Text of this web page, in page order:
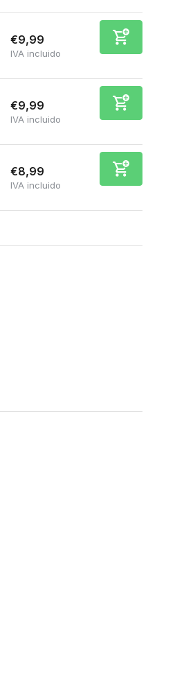
€9,99
IVA incluido
€9,99
IVA incluido
€8,99
IVA incluido